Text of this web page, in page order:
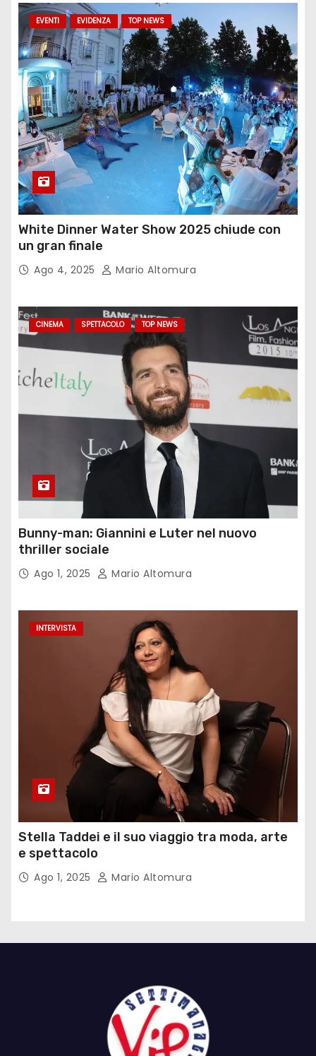
EVENTI EVIDENZA TOP NEWS
White Dinner Water Show 2025 chiude con
un gran finale
Ago 4, 2025 Mario Altomura
CINEMA SPETTACOLO TOP NEWS
Bunny-man: Giannini e Luter nel nuovo
thriller sociale
Ago 1, 2025 Mario Altomura
INTERVISTA
Stella Taddei e il suo viaggio tra moda, arte
e spettacolo
Ago 1, 2025 Mario Altomura